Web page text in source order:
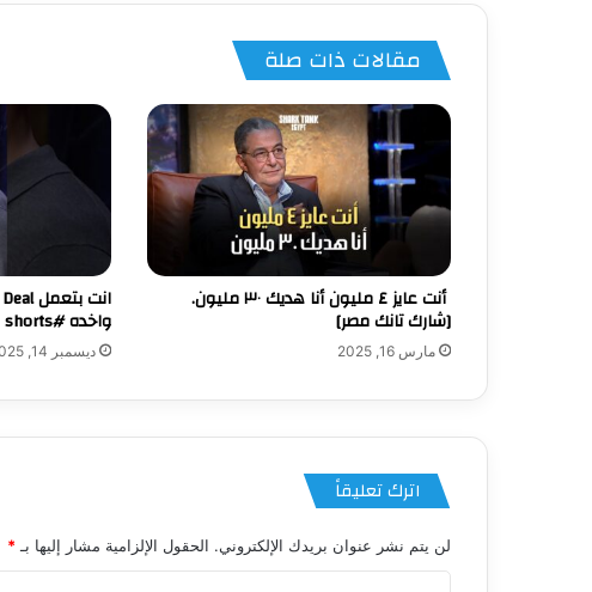
مقالات ذات صلة
‏ أنت عايز ٤ مليون أنا هديك ٣٠ مليون.
[شارك تانك مصر]
مارس 16, 2025
واخده #shorts
ديسمبر 14, 2025
اترك تعليقاً
لن يتم نشر عنوان بريدك الإلكتروني. الحقول الإلزامية مشار إليها بـ *